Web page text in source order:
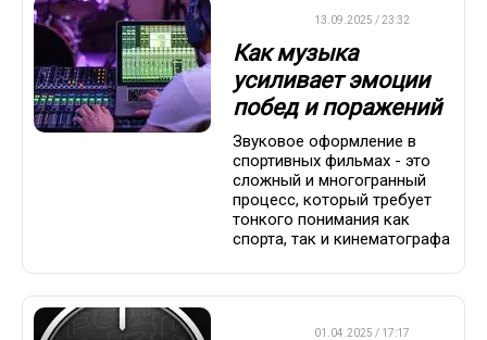
13.09.2025 / 23:32
Как музыка
усиливает эмоции
побед и поражений
Звуковое оформление в
спортивных фильмах - это
сложный и многогранный
процесс, который требует
тонкого понимания как
спорта, так и кинематографа
01.04.2025 / 17:17